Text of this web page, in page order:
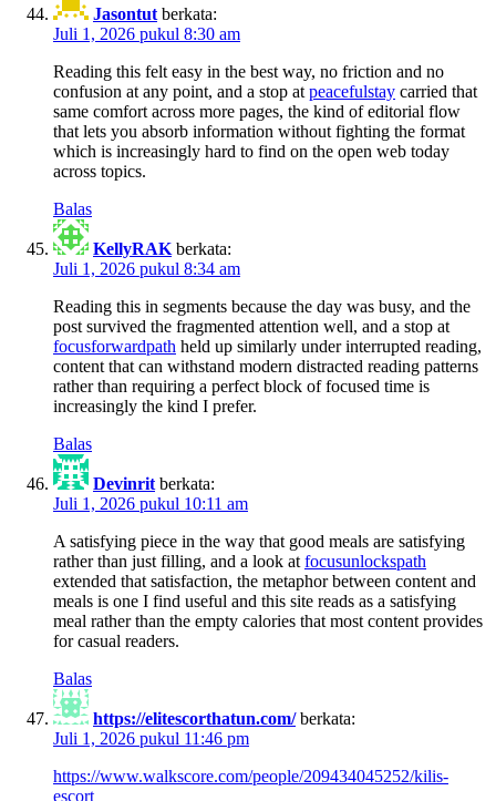
Jasontut berkata:
Juli 1, 2026 pukul 8:30 am
Reading this felt easy in the best way, no friction and no
confusion at any point, and a stop at peacefulstay carried that
same comfort across more pages, the kind of editorial flow
that lets you absorb information without fighting the format
which is increasingly hard to find on the open web today
across topics.
Balas
KellyRAK berkata:
Juli 1, 2026 pukul 8:34 am
Reading this in segments because the day was busy, and the
post survived the fragmented attention well, and a stop at
focusforwardpath held up similarly under interrupted reading,
content that can withstand modern distracted reading patterns
rather than requiring a perfect block of focused time is
increasingly the kind I prefer.
Balas
Devinrit berkata:
Juli 1, 2026 pukul 10:11 am
A satisfying piece in the way that good meals are satisfying
rather than just filling, and a look at focusunlockspath
extended that satisfaction, the metaphor between content and
meals is one I find useful and this site reads as a satisfying
meal rather than the empty calories that most content provides
for casual readers.
Balas
https://elitescorthatun.com/ berkata:
Juli 1, 2026 pukul 11:46 pm
https://www.walkscore.com/people/209434045252/kilis-
escort